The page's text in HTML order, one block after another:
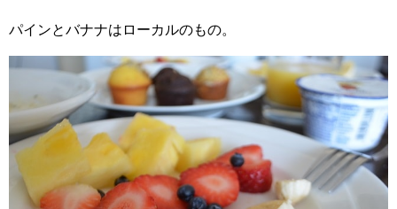
パインとバナナはローカルのもの。